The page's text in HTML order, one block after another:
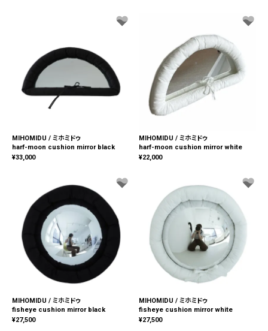
MIHOMIDU / ミホミドゥ
harf-moon cushion mirror black
¥33,000
MIHOMIDU / ミホミドゥ
harf-moon cushion mirror white
¥22,000
MIHOMIDU / ミホミドゥ
fisheye cushion mirror black
¥27,500
MIHOMIDU / ミホミドゥ
fisheye cushion mirror white
¥27,500